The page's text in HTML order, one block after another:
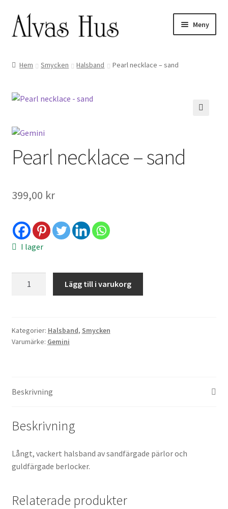
Hoppa
till
Hoppa
till
Meny
Hem Smycken Halsband Pearl necklace – sand
Pearl necklace – sand
399,00 kr
I lager
mängd
Lägg till i varukorg
Kategorier: Halsband, Smycken
Varumärke: Gemini
Beskrivning
Beskrivning
Långt, vackert halsband av sandfärgade pärlor och
guldfärgade berlocker.
Relaterade produkter